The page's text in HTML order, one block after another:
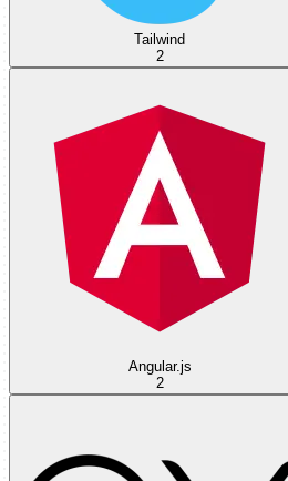
Tailwind
2
Angular.js
2